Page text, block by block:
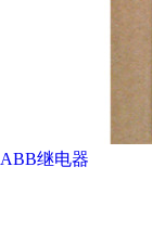
ABB继电器